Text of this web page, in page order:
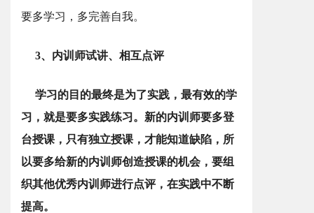
要多学习，多完善自我。
3、内训师试讲、相互点评
学习的目的最终是为了实践，最有效的学
习，就是要多实践练习。新的内训师要多登
台授课，只有独立授课，才能知道缺陷，所
以要多给新的内训师创造授课的机会，要组
织其他优秀内训师进行点评，在实践中不断
提高。